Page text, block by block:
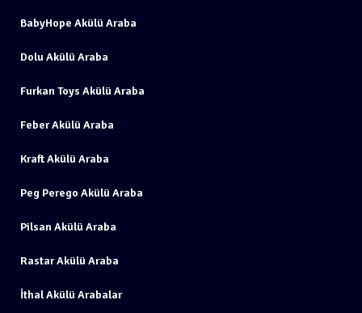
BabyHope Akülü Araba
Dolu Akülü Araba
Furkan Toys Akülü Araba
Feber Akülü Araba
Kraft Akülü Araba
Peg Perego Akülü Araba
Pilsan Akülü Araba
Rastar Akülü Araba
İthal Akülü Arabalar